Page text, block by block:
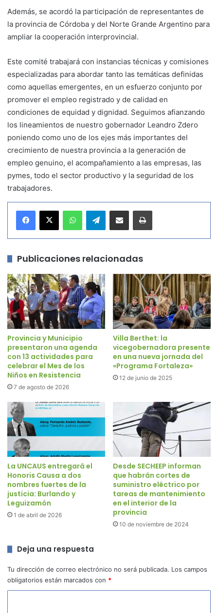
Además, se acordó la participación de representantes de
la provincia de Córdoba y del Norte Grande Argentino para
ampliar la cooperación interprovincial.
Este comité trabajará con instancias técnicas y comisiones
especializadas para abordar tanto las temáticas definidas
como aquellas emergentes, en un esfuerzo conjunto por
promover el empleo registrado y de calidad en
condiciones de equidad y dignidad. Seguimos afianzando
los lineamientos de nuestro gobernador Leandro Zdero
poniendo como uno de los ejes más importantes del
crecimiento de nuestra provincia a la generación de
empleo genuino, el acompañamiento a las empresas, las
pymes, todo el sector productivo y la seguridad de los
trabajadores.
Telegram
Publicaciones relacionadas
Provincia y Municipio
presentaron una agenda
con 13 actividades para
celebrar el Mes de los
Niños en Resistencia
7 de agosto de 2026
Villa Berthet: la
vicegobernadora presente
en una nueva jornada del
«Programa Fortaleza»
12 de junio de 2025
La UNCAUS entregará el
Honoris Causa a dos
nombres fuertes de la
justicia: Burlando y
Leguizamón
1 de abril de 2026
Desde SECHEEP informan
que habrán cortes de
suministro eléctrico por
tareas de mantenimiento
en el interior de la
provincia
10 de noviembre de 2024
Deja una respuesta
Tu dirección de correo electrónico no será publicada. Los campos
obligatorios están marcados con *